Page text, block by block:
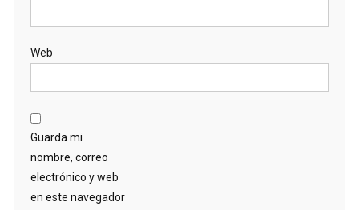
Web
Guarda mi
nombre, correo
electrónico y web
en este navegador